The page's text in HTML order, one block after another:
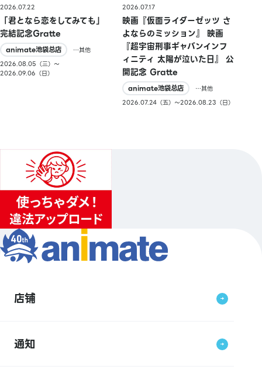
2026.07.22
「君となら恋をしてみても」
完結記念Gratte
animate池袋总店
…其他
2026.08.05（三）〜
2026.09.06（日）
2026.07.17
映画『仮面ライダーゼッツ さ
よならのミッション』 映画
『超宇宙刑事ギャバンインフ
ィニティ 太陽が泣いた日』 公
開記念 Gratte
animate池袋总店
…其他
2026.07.24（五）〜2026.08.23（日）
店铺
通知